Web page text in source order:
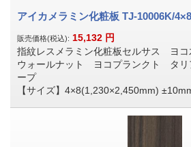
アイカメラミン化粧板 TJ-10006K/4×8
販売価格(税込): 15,132 円
指紋レスメラミン化粧板セルサス ヨコ
ウォールナット ヨコプランクト タリ
ープ
【サイズ】4×8(1,230×2,450mm)